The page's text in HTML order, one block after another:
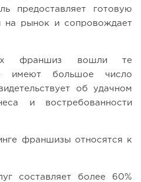
предоставляет готовую
на рынок и сопровождает
франшиз вошли те
имеют большое число
об удачном
и востребованности
франшизы относятся к
составляет более 60%